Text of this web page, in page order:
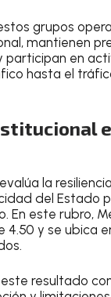
grupos
mantienen
participan en
hasta el
la
del Estado
En este rubro,
y se ubica en
este resultado